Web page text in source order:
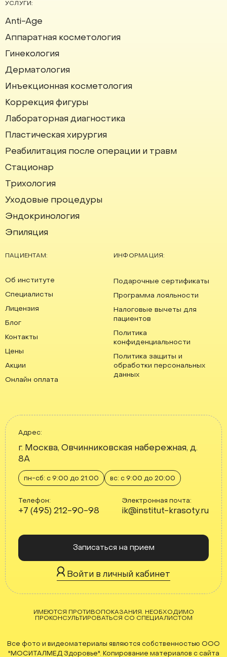
УСЛУГИ:
Anti-Age
Аппаратная косметология
Гинекология
Дерматология
Инъекционная косметология
Коррекция фигуры
Лабораторная диагностика
Пластическая хирургия
Реабилитация после операции и травм
Стационар
Трихология
Уходовые процедуры
Эндокринология
Эпиляция
ПАЦИЕНТАМ:
Об институте
Специалисты
Лицензия
Блог
Контакты
Цены
Акции
Онлайн оплата
ИНФОРМАЦИЯ:
Подарочные сертификаты
Программа лояльности
Налоговые вычеты для
пациентов
Политика
конфиденциальности
Политика защиты и
обработки персональных
данных
ИМЕЮТСЯ ПРОТИВОПОКАЗАНИЯ. НЕОБХОДИМО
ПРОКОНСУЛЬТИРОВАТЬСЯ СО СПЕЦИАЛИСТОМ
Все фото и видеоматериалы являются собственностью ООО
"МОСИТАЛМЕД Здоровье". Копирование материалов с сайта
Адрес:
г. Москва, Овчинниковская набережная, д.
8А
пн-сб: с 9:00 до 21:00 вс: с 9:00 до 20:00
Телефон:
+7 (495) 212-90-98
Электронная почта:
ik@institut-krasoty.ru
Записаться на прием
Войти в личный кабинет